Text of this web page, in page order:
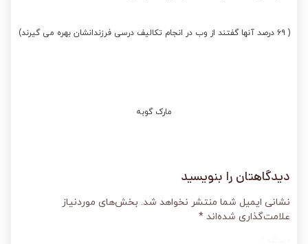
( ۶۹ درصد آنها گفتند از وب در انجام تکالیف درسی فرزندانشان بهره می گیرند)
مارک گوبه
دیدگاهتان را بنویسید
نشانی ایمیل شما منتشر نخواهد شد. بخش‌های موردنیاز
علامت‌گذاری شده‌اند *